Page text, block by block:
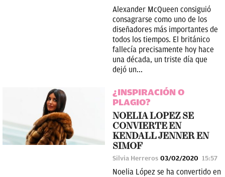
Alexander McQueen consiguió
consagrarse como uno de los
diseñadores más importantes de
todos los tiempos. El británico
fallecía precisamente hoy hace
una década, un triste día que
dejó un...
¿INSPIRACIÓN O
PLAGIO?
NOELIA LOPEZ SE
CONVIERTE EN
KENDALL JENNER EN
SIMOF
Silvia Herreros 03/02/2020 15:57
Noelia López se ha convertido en